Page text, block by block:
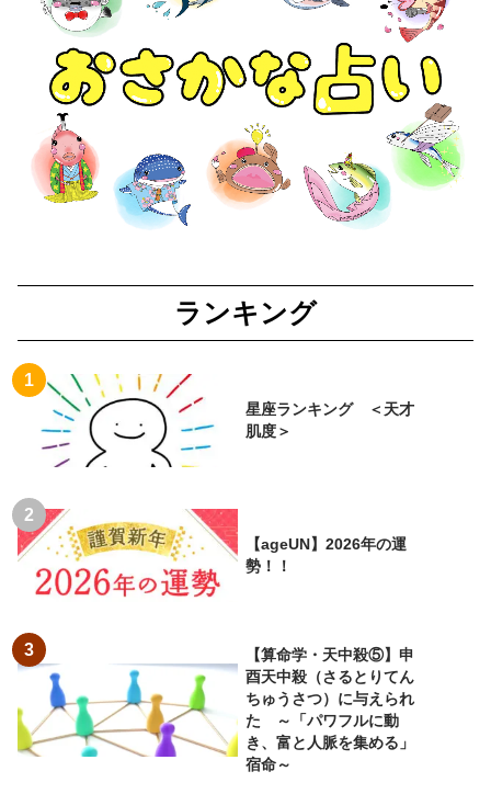
ランキング
星座ランキング ＜天才
肌度＞
【ageUN】2026年の運
勢！！
【算命学・天中殺⑤】申
酉天中殺（さるとりてん
ちゅうさつ）に与えられ
た ～「パワフルに動
き、富と人脈を集める」
宿命～